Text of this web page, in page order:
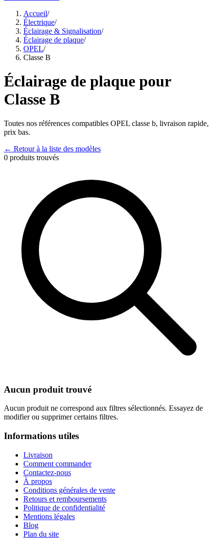
Accueil/
Électrique/
Éclairage & Signalisation/
Éclairage de plaque/
OPEL/
Classe B
Éclairage de plaque pour
Classe B
Toutes nos références compatibles OPEL classe b, livraison rapide,
prix bas.
← Retour à la liste des modèles
0 produits trouvés
Aucun produit trouvé
Aucun produit ne correspond aux filtres sélectionnés. Essayez de
modifier ou supprimer certains filtres.
Informations utiles
Livraison
Comment commander
Contactez-nous
À propos
Conditions générales de vente
Retours et remboursements
Politique de confidentialité
Mentions légales
Blog
Plan du site